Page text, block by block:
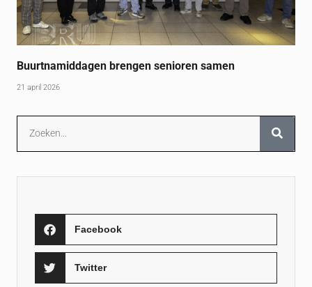
Buurtnamiddagen brengen senioren samen
21 april 2026
Facebook
Twitter